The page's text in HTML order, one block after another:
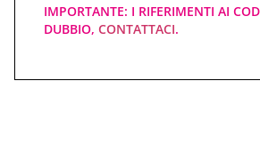
IMPORTANTE: I RIFERIMENTI AI
DUBBIO, CONTATTACI.